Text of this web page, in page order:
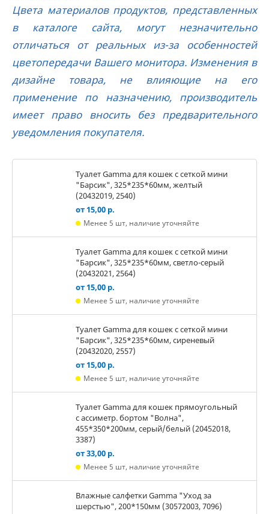
Цвета материалов продуктов, представленных
в каталоге сайта, могут незначительно
отличаться от реальных из-за особенностей
цветопередачи Вашего монитора. Изменения в
дизайне товара, не влияющие на его
применение по назначению, производитель
имеет право вносить без предварительного
уведомления покупателя.
Туалет Gamma для кошек c сеткой мини
"Барсик", 325*235*60мм, желтый
(20432019, 2540)
от 15,00 р.
Менее 5 шт, наличие уточняйте
Туалет Gamma для кошек c сеткой мини
"Барсик", 325*235*60мм, светло-серый
(20432021, 2564)
от 15,00 р.
Менее 5 шт, наличие уточняйте
Туалет Gamma для кошек c сеткой мини
"Барсик", 325*235*60мм, сиреневый
(20432020, 2557)
от 15,00 р.
Менее 5 шт, наличие уточняйте
Туалет Gamma для кошек прямоугольный
с ассиметр. бортом "Волна",
455*350*200мм, серый/белый (20452018,
3387)
от 33,00 р.
Менее 5 шт, наличие уточняйте
Влажные салфетки Gamma "Уход за
шерстью", 200*150мм (30572003, 7096)